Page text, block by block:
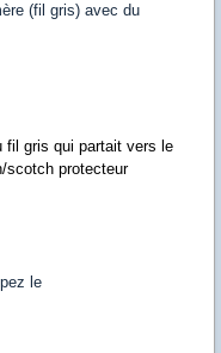
(fil gris) avec du
fil gris qui partait vers le
scotch protecteur
le